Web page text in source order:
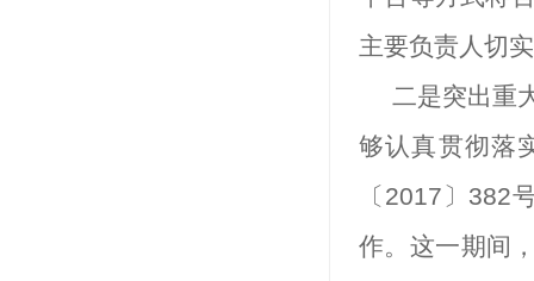
主要负责人切
二是突出重
够认真贯彻落
〔 2017 〕 382
作。这一期间